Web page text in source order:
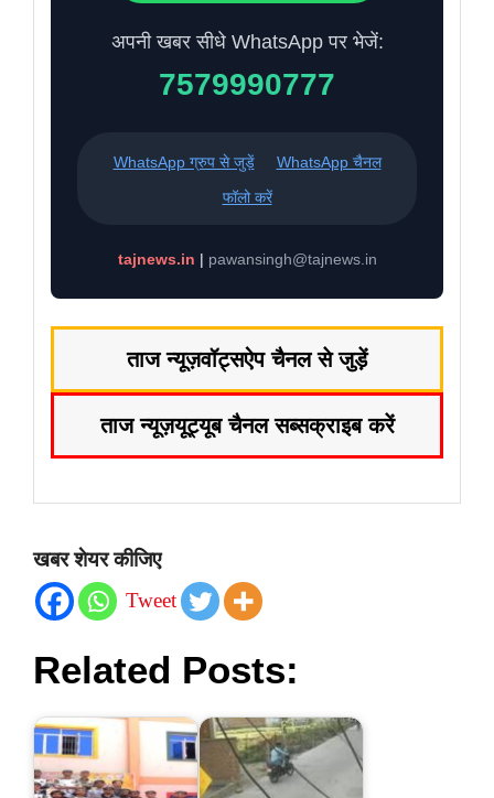
अपनी खबर सीधे WhatsApp पर भेजें:
7579990777
WhatsApp ग्रुप से जुड़ें
WhatsApp चैनल
फॉलो करें
tajnews.in | pawansingh@tajnews.in
ताज न्यूज़वॉट्सऐप चैनल से जुड़ें
ताज न्यूज़यूट्यूब चैनल सब्सक्राइब करें
खबर शेयर कीजिए
Tweet
Related Posts: